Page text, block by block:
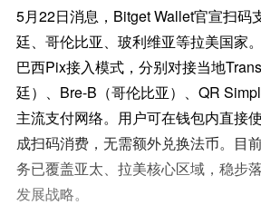
5月22日消息，Bitget Wallet官宣扫码
廷、哥伦比亚、玻利维亚等拉美国家
巴西Pix接入模式，分别对接当地
廷）、Bre-B（哥伦比亚）、QR
主流支付网络。用户可在钱包内直接
成扫码消费，无需额外兑换法币。目
务已覆盖亚太、拉美核心区域，稳步
发展战略。